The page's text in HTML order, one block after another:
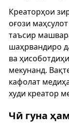
Креаторҳои
оғози
таъсир
шаҳрвандиро
ва
мекунанд.
кафолат
худи креатор
Чӣ гуна